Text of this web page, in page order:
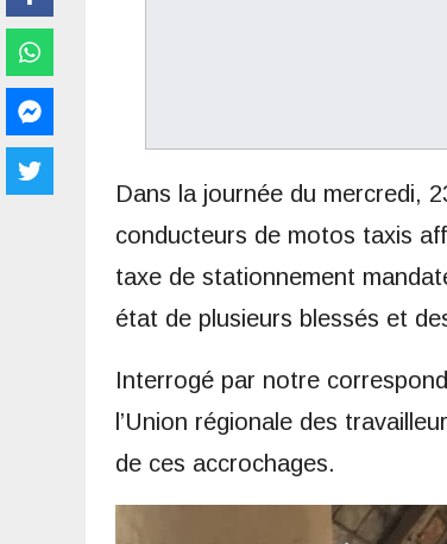
Dans la journée du mercredi,
conducteurs de motos taxis
taxe de stationnement
état de plusieurs blessés et
Interrogé par notre
l’Union régionale des
de ces accrochages.